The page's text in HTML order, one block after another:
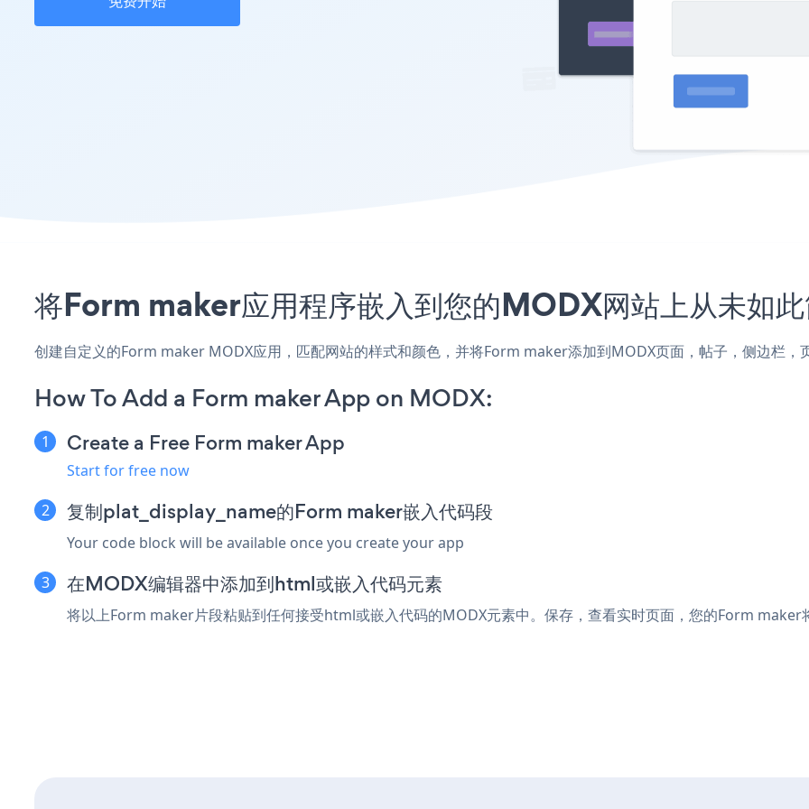
将Form maker应用程序嵌入到您的MODX网站上从未如
创建自定义的Form maker MODX应用，匹配网站的样式和颜色，并将Form maker添加到MODX页面，帖子，侧边栏，
How To Add a Form maker App on MODX:
Create a Free Form maker App
Start for free now
复制plat_display_name的Form maker嵌入代码段
Your code block will be available once you create your app
在MODX编辑器中添加到html或嵌入代码元素
将以上Form maker片段粘贴到任何接受html或嵌入代码的MODX元素中。保存，查看实时页面，您的Form maker